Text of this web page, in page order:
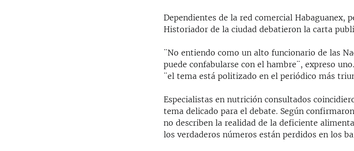
Dependientes de la red comercial Habaguanex,
Historiador de la ciudad debatieron la carta
¨No entiendo como un alto funcionario de las
puede confabularse con el hambre¨, expreso
¨el tema está politizado en el periódico más
Especialistas en nutrición consultados
tema delicado para el debate. Según
no describen la realidad de la deficiente
los verdaderos números están perdidos en los